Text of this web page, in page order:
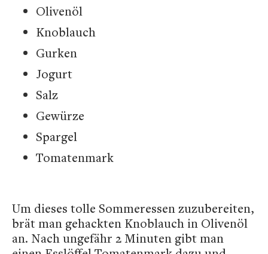
Olivenöl
Knoblauch
Gurken
Jogurt
Salz
Gewürze
Spargel
Tomatenmark
Um dieses tolle Sommeressen zuzubereiten,
brät man gehackten Knoblauch in Olivenöl
an. Nach ungefähr 2 Minuten gibt man